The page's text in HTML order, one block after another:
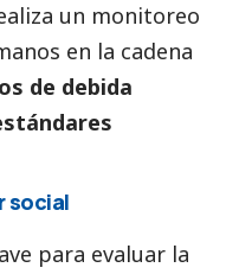
un monitoreo
en la cadena
de debida
social
para evaluar la